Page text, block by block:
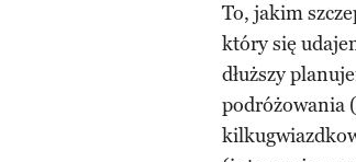
To, jakim
który się
dłuższy
podróżowania